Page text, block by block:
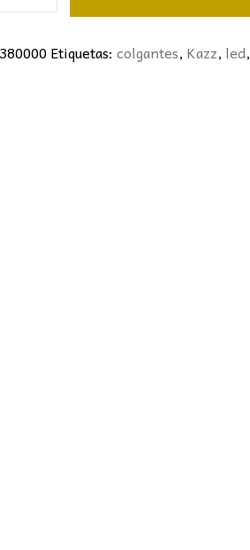
Etiquetas: colgantes, Kazz, led,